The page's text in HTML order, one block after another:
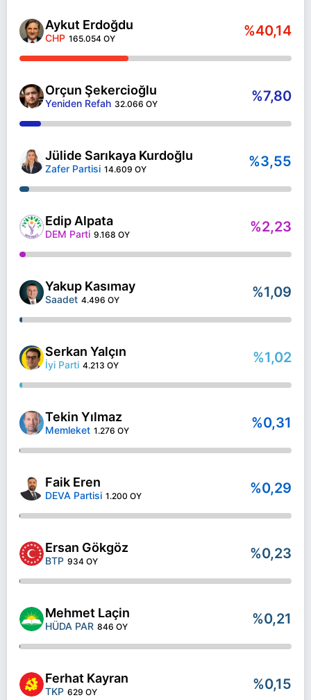
Aykut Erdoğdu
CHP 165.054 OY %40,14
Orçun Şekercioğlu
Yeniden Refah 32.066 OY %7,80
Jülide Sarıkaya Kurdoğlu
Zafer Partisi 14.609 OY %3,55
Edip Alpata
DEM Parti 9.168 OY %2,23
Yakup Kasımay
Saadet 4.496 OY %1,09
Serkan Yalçın
İyi Parti 4.213 OY %1,02
Tekin Yılmaz
Memleket 1.276 OY %0,31
Faik Eren
DEVA Partisi 1.200 OY %0,29
Ersan Gökgöz
BTP 934 OY %0,23
Mehmet Laçin
HÜDA PAR 846 OY %0,21
Ferhat Kayran
TKP 629 OY %0,15